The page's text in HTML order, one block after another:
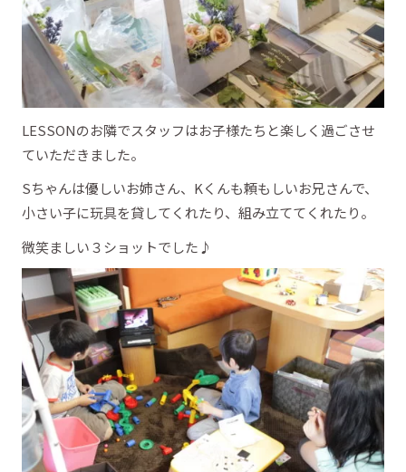
LESSONのお隣でスタッフはお子様たちと楽しく過ごさせ
ていただきました。
Sちゃんは優しいお姉さん、Kくんも頼もしいお兄さんで、
小さい子に玩具を貸してくれたり、組み立ててくれたり。
微笑ましい３ショットでした♪